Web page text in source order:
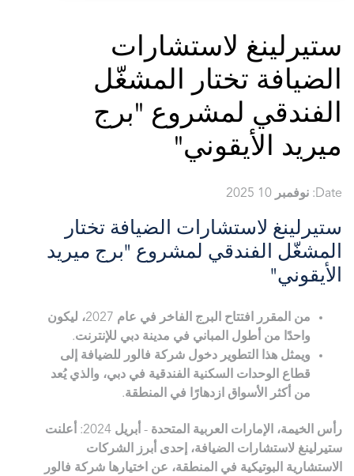
ستيرلينغ لاستشارات
الضيافة تختار المشغّل
الفندقي لمشروع "برج
ميريد الأيقوني"
Date: نوفمبر 10 2025
ستيرلينغ لاستشارات الضيافة تختار
المشغّل الفندقي لمشروع "برج ميريد
الأيقوني"
من المقرر افتتاح البرج الفاخر في عام 2027، ليكون
واحدًا من أطول المباني في مدينة دبي للإنترنت.
ويمثل هذا التطوير دخول شركة فالور للضيافة إلى
قطاع الوحدات السكنية الفندقية في دبي، والذي يُعد
من أكثر الأسواق ازدهارًا في المنطقة.
رأس الخيمة، الإمارات العربية المتحدة - أبريل 2024: أعلنت
ستيرلينغ لاستشارات الضيافة، إحدى أبرز الشركات
الاستشارية البوتيكية في المنطقة، عن اختيارها شركة فالور